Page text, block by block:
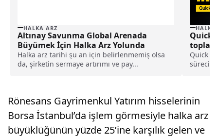
HALKA ARZ
Altınay Savunma Global Arenada
Büyümek İçin Halka Arz Yolunda
Halka arz tarihi şu an için belirlenmemiş olsa
da, şirketin sermaye artırımı ve pay...
HALKA
Quick
Quick
Rönesans Gayrimenkul Yatırım hisselerinin
Borsa İstanbul’da işlem görmesiyle halka arz
büyüklüğünün yüzde 25’ine karşılık gelen ve